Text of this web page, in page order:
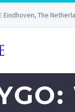
Eindhoven, The